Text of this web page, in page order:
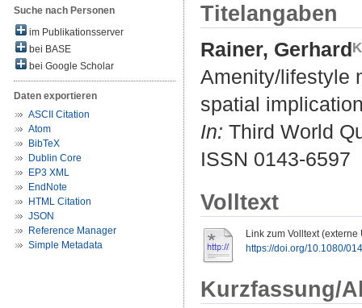
Suche nach Personen
im Publikationsserver
bei BASE
bei Google Scholar
Daten exportieren
ASCII Citation
Atom
BibTeX
Dublin Core
EP3 XML
EndNote
HTML Citation
JSON
Reference Manager
Simple Metadata
Titelangaben
Rainer, Gerhard
Amenity/lifestyle
spatial
In: Third World
ISSN 0143-6597
Volltext
Link zum Volltext (externe
https://doi.org/10.1080/
Kurzfassung/